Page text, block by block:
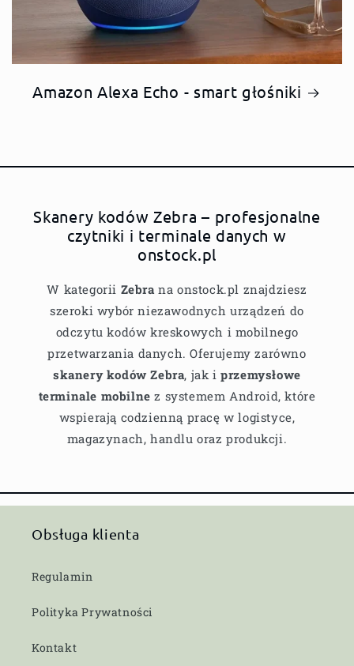
Amazon Alexa Echo - smart głośniki
Skanery kodów Zebra – profesjonalne
czytniki i terminale danych w
onstock.pl
W kategorii Zebrana onstock.pl znajdziesz
szeroki wybór niezawodnych urządzeń do
odczytu kodów kreskowych i mobilnego
przetwarzania danych. Oferujemy zarówno
skanery kodów Zebra, jak iprzemysłowe
terminale mobilne z systemem Android, które
wspierają codzienną pracę w logistyce,
magazynach, handlu oraz produkcji.
Obsługa klienta
Regulamin
Polityka Prywatności
Kontakt